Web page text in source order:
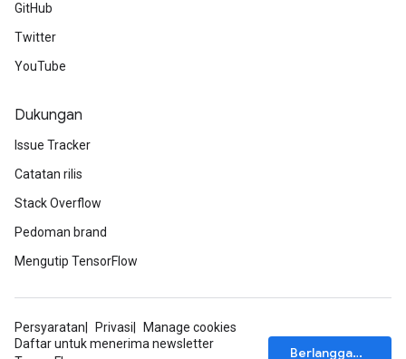
GitHub
Twitter
YouTube
Dukungan
Issue Tracker
Catatan rilis
Stack Overflow
Pedoman brand
Mengutip TensorFlow
Persyaratan Privasi
Manage cookies
Daftar untuk menerima newsletter
Berlangganan